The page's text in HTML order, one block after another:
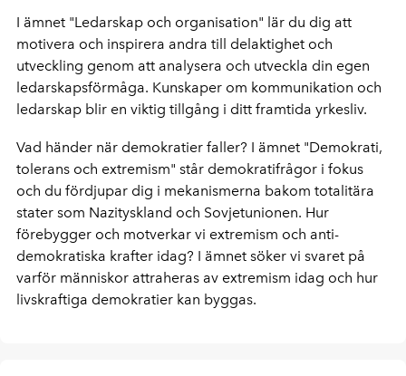
I ämnet "Ledarskap och organisation" lär du dig att
motivera och inspirera andra till delaktighet och
utveckling genom att analysera och utveckla din egen
ledarskapsförmåga. Kunskaper om kommunikation och
ledarskap blir en viktig tillgång i ditt framtida yrkesliv.
Vad händer när demokratier faller? I ämnet "Demokrati,
tolerans och extremism" står demokratifrågor i fokus
och du fördjupar dig i mekanismerna bakom totalitära
stater som Nazityskland och Sovjetunionen. Hur
förebygger och motverkar vi extremism och anti-
demokratiska krafter idag? I ämnet söker vi svaret på
varför människor attraheras av extremism idag och hur
livskraftiga demokratier kan byggas.